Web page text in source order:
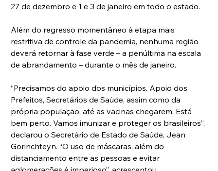
27 de dezembro e 1 e 3 de janeiro em todo o estado.
Além do regresso momentâneo à etapa mais
restritiva de controle da pandemia, nenhuma região
deverá retornar à fase verde – a penúltima na escala
de abrandamento – durante o mês de janeiro.
“Precisamos do apoio dos municípios. Apoio dos
Prefeitos, Secretários de Saúde, assim como da
própria população, até as vacinas chegarem. Está
bem perto. Vamos imunizar e proteger os brasileiros”,
declarou o Secretário de Estado de Saúde, Jean
Gorinchteyn. “O uso de máscaras, além do
distanciamento entre as pessoas e evitar